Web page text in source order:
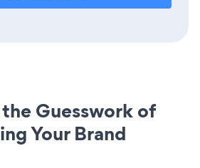
Guesswork of
Your Brand